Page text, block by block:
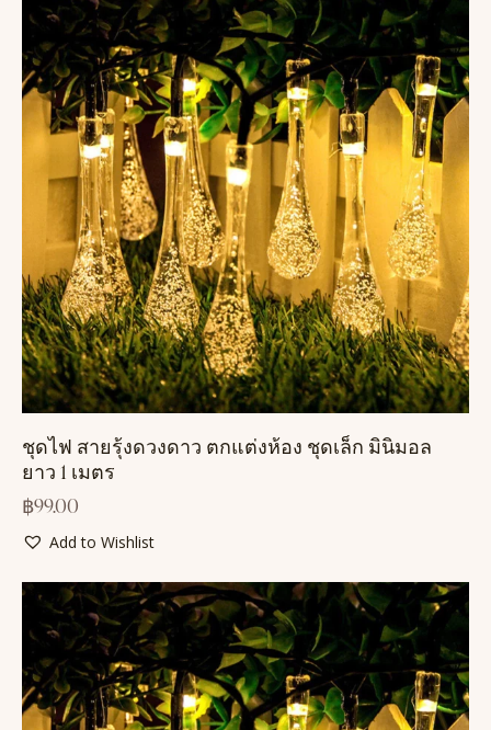
ชุดไฟ สายรุ้งดวงดาว ตกแต่งห้อง ชุดเล็ก มินิมอล
ยาว 1 เมตร
฿99.00
Add to Wishlist